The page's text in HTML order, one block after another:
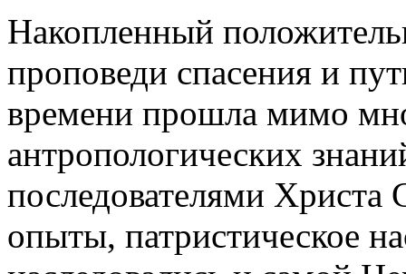
Накопленный
проповеди спасения и
времени прошла мимо
антропологических
последователями Христа
опыты, патристическое